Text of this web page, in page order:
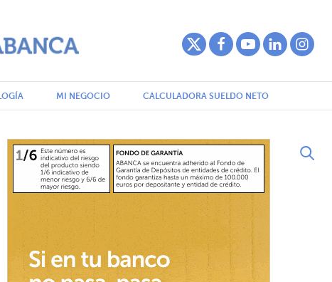
MI NEGOCIO CALCULADORA SUELDO NETO